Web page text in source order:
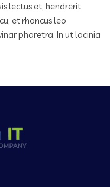
lectus et, hendrerit
et rhoncus leo
pharetra. In ut lacinia